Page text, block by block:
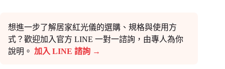
想進一步了解居家紅光儀的選購、規格與使用方
式？歡迎加入官方 LINE 一對一諮詢，由專人為你
說明。 加入 LINE 諮詢 →